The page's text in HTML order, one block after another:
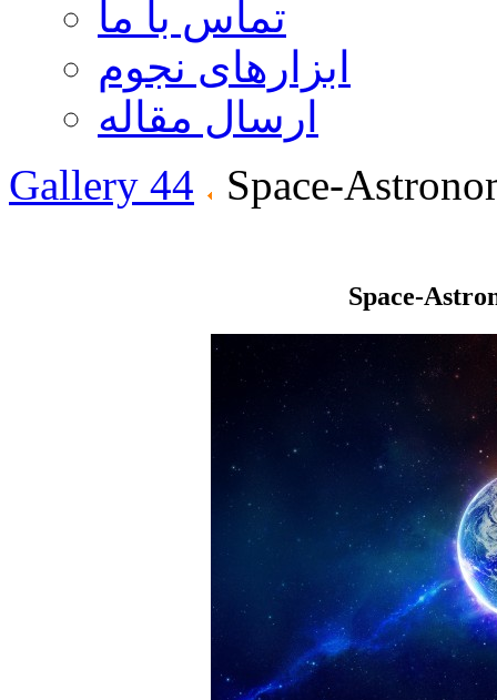
تماس با ما
ابزارهای نجوم
ارسال مقاله
Gallery 44
Space-
Space-